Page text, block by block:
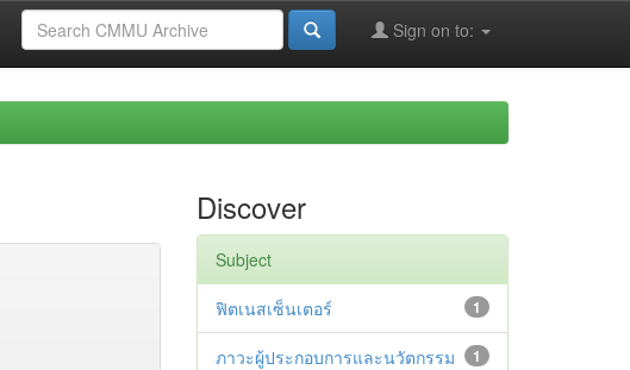
Sign on to:
Discover
Subject
1
ฟิตเนสเซ็นเตอร์
1
ภาวะผู้ประกอบการและนวัตกรรม